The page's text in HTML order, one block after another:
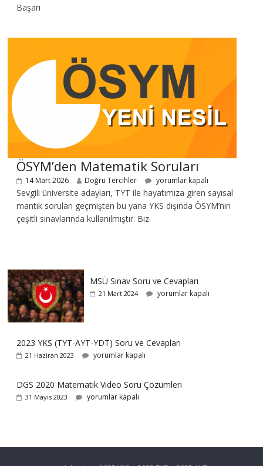
Başarı
ÖSYM’den Matematik Soruları
14 Mart 2026 Doğru Tercihler yorumlar kapalı
Sevgili üniversite adayları, TYT ile hayatımıza giren sayısal
mantık soruları geçmişten bu yana YKS dışında ÖSYM’nin
çeşitli sınavlarında kullanılmıştır. Biz
MSÜ Sınav Soru ve Cevapları
21 Mart 2024 yorumlar kapalı
2023 YKS (TYT-AYT-YDT) Soru ve Cevapları
21 Haziran 2023 yorumlar kapalı
DGS 2020 Matematik Video Soru Çözümleri
31 Mayıs 2023 yorumlar kapalı